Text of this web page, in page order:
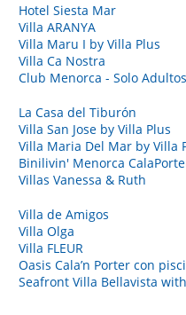
Hotel Siesta Mar
Villa ARANYA
Villa Maru I by Villa Plus
Villa Ca Nostra
Club Menorca - Solo Adultos
La Casa del Tiburón
Villa San Jose by Villa Plus
Villa Maria Del Mar by Villa
Binilivin' Menorca
Villas Vanessa & Ruth
Villa de Amigos
Villa Olga
Villa FLEUR
Oasis Cala’n Porter con
Seafront Villa Bellavista